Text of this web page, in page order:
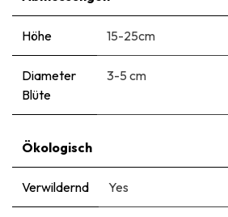
Höhe 15-25cm
Diameter
Blüte
3-5 cm
Ökologisch
Verwildernd Yes